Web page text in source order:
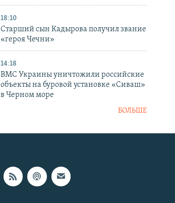
18:10
Старший сын Кадырова получил звание
«героя Чечни»
14:18
ВМС Украины уничтожили российские
объекты на буровой установке «Сиваш»
в Черном море
БОЛЬШЕ